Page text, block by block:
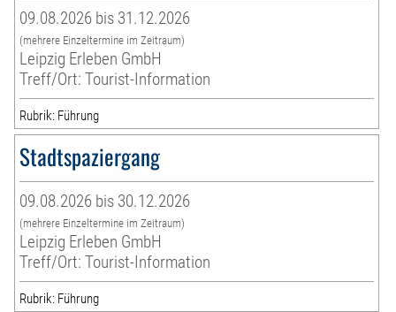
09.08.2026 bis 31.12.2026
(mehrere Einzeltermine im Zeitraum)
Leipzig Erleben GmbH
Treff/Ort: Tourist-Information
Rubrik: Führung
Stadtspaziergang
09.08.2026 bis 30.12.2026
(mehrere Einzeltermine im Zeitraum)
Leipzig Erleben GmbH
Treff/Ort: Tourist-Information
Rubrik: Führung